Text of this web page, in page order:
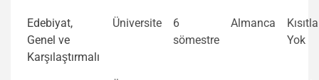
Edebiyat,
Genel ve
Karşılaştırmalı
Üniversite
6
sömestre
Almanca
Yok